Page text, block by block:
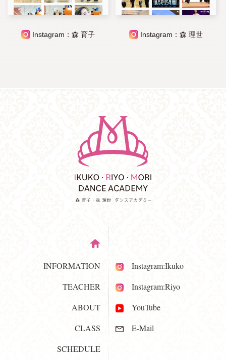
Instagram：森 育子 Instagram：森 理世
INFORMATION
TEACHER
ABOUT
CLASS
SCHEDULE
Instagram:Ikuko
Instagram:Riyo
YouTube
E-Mail